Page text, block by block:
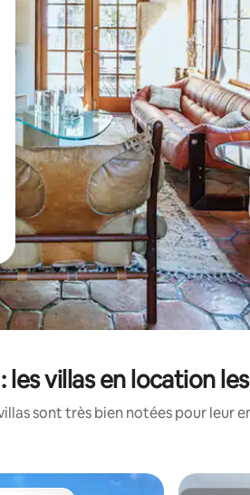
haut et vers le bas pour les parcourir
les villas en location
sont très bien notées pour